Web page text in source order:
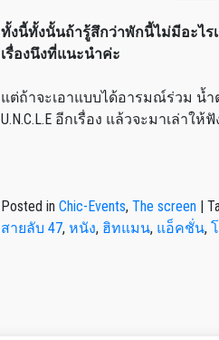
ทั้งนี้ทั้งนั้นถ้ารู้สึกว่าพักนี้ไม่มีอะไร
เรื่องนึงที่แนะนำค่ะ
แต่ถ้าจะเอาแบบได้อารมณ์ร่วม น้ำ
U.N.C.L.E อีกเรื่อง แล้วจะมาเล่าให้
Posted in Chic-Events, The screen
สายลับ 47, หนัง, ฮิทแมน, แอ็คชั่น,